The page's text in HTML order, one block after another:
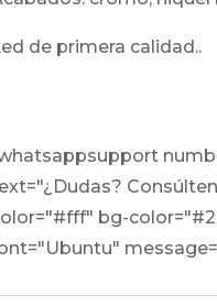
led de primera calidad..
bg-